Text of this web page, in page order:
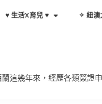
♥ 生活X育兒 ♥ ✧ 紐澳
這幾年來，經歷各類簽證